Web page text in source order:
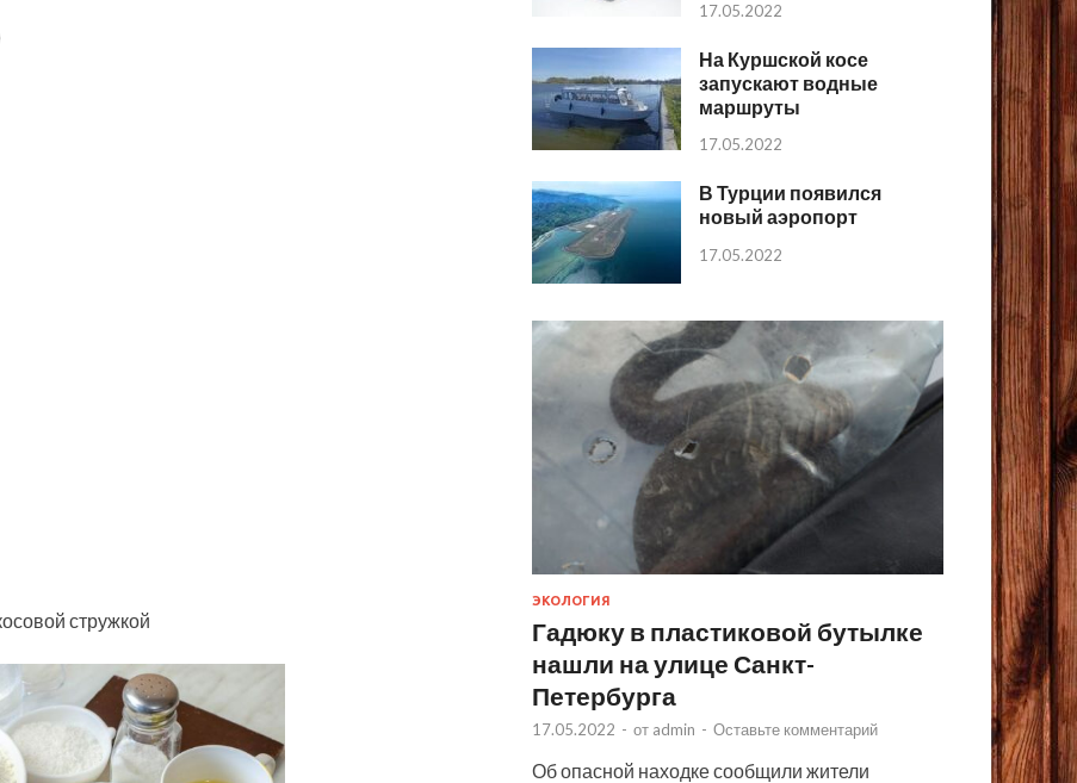
стружкой
17.05.2022
На Куршской косе
запускают водные
маршруты
17.05.2022
В Турции появился
новый аэропорт
17.05.2022
ЭКОЛОГИЯ
Гадюку в пластиковой бутылке
нашли на улице Санкт-
Петербурга
17.05.2022 - от admin - Оставьте комментарий
Об опасной находке сообщили жители